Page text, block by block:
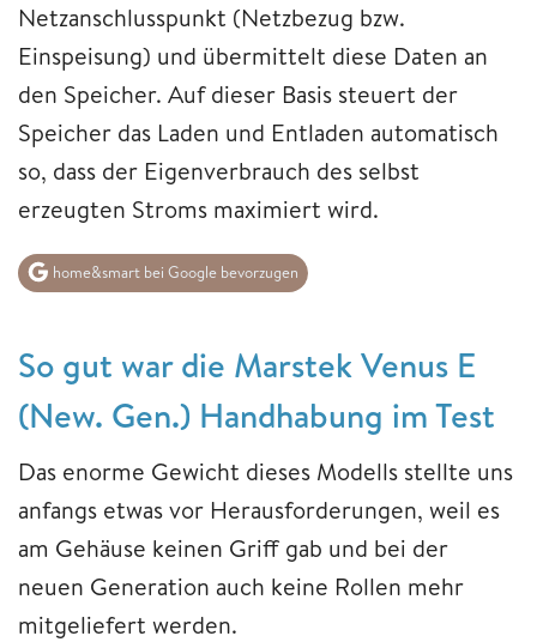
Netzanschlusspunkt (Netzbezug bzw.
Einspeisung) und übermittelt diese Daten an
den Speicher. Auf dieser Basis steuert der
Speicher das Laden und Entladen automatisch
so, dass der Eigenverbrauch des selbst
erzeugten Stroms maximiert wird.
home&smart bei Google bevorzugen
So gut war die Marstek Venus E
(New. Gen.) Handhabung im Test
Das enorme Gewicht dieses Modells stellte uns
anfangs etwas vor Herausforderungen, weil es
am Gehäuse keinen Griff gab und bei der
neuen Generation auch keine Rollen mehr
mitgeliefert werden.